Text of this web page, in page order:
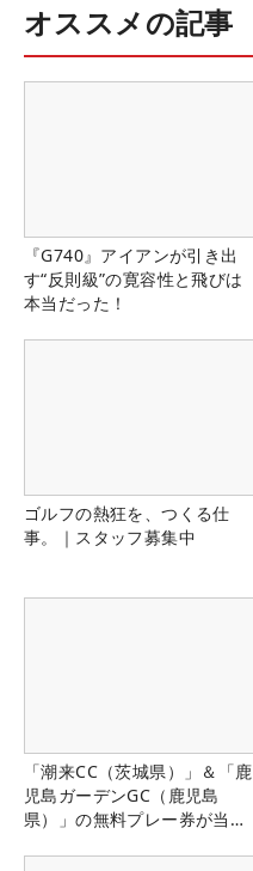
オススメの記事
『G740』アイアンが引き出
す“反則級”の寛容性と飛びは
本当だった！
ゴルフの熱狂を、つくる仕
事。｜スタッフ募集中
「潮来CC（茨城県）」＆「鹿
児島ガーデンGC（鹿児島
県）」の無料プレー券が当た